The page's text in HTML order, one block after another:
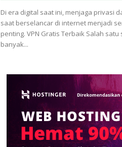
Di era digital saat ini, menjaga privasi
saat berselancar di internet menjadi
penting. VPN Gratis Terbaik Salah satu
banyak...